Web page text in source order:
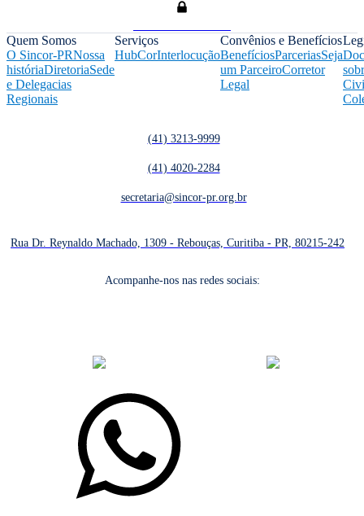
Quem Somos
O Sincor-PRNossa
históriaDiretoriaSede
e Delegacias
Regionais
Serviços
HubCorInterlocução
Convênios e Benefícios
BenefíciosParceriasSeja
um ParceiroCorretor
Legal
(41) 3213-9999
(41) 4020-2284
secretaria@sincor-pr.org.br
Rua Dr. Reynaldo Machado, 1309 - Rebouças, Curitiba - PR, 80215-242
Acompanhe-nos nas redes sociais: